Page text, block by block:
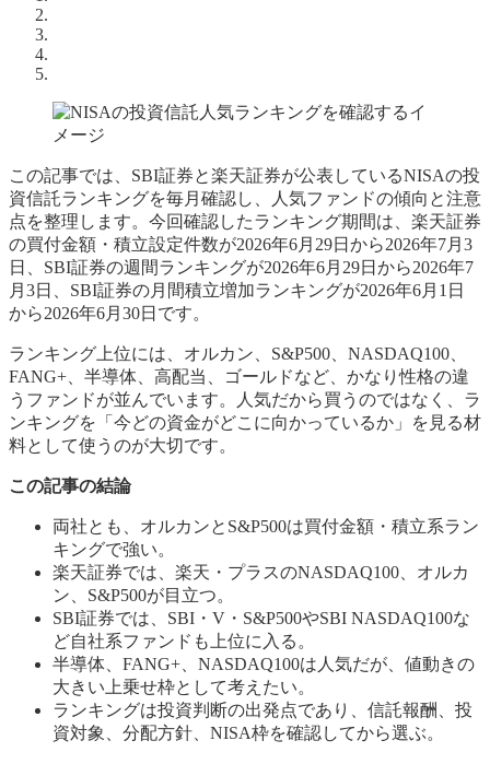
この記事では、SBI証券と楽天証券が公表しているNISAの投
資信託ランキングを毎月確認し、人気ファンドの傾向と注意
点を整理します。今回確認したランキング期間は、楽天証券
の買付金額・積立設定件数が2026年6月29日から2026年7月3
日、SBI証券の週間ランキングが2026年6月29日から2026年7
月3日、SBI証券の月間積立増加ランキングが2026年6月1日
から2026年6月30日です。
ランキング上位には、オルカン、S&P500、NASDAQ100、
FANG+、半導体、高配当、ゴールドなど、かなり性格の違
うファンドが並んでいます。人気だから買うのではなく、ラ
ンキングを「今どの資金がどこに向かっているか」を見る材
料として使うのが大切です。
この記事の結論
両社とも、オルカンとS&P500は買付金額・積立系ラン
キングで強い。
楽天証券では、楽天・プラスのNASDAQ100、オルカ
ン、S&P500が目立つ。
SBI証券では、SBI・V・S&P500やSBI NASDAQ100な
ど自社系ファンドも上位に入る。
半導体、FANG+、NASDAQ100は人気だが、値動きの
大きい上乗せ枠として考えたい。
ランキングは投資判断の出発点であり、信託報酬、投
資対象、分配方針、NISA枠を確認してから選ぶ。